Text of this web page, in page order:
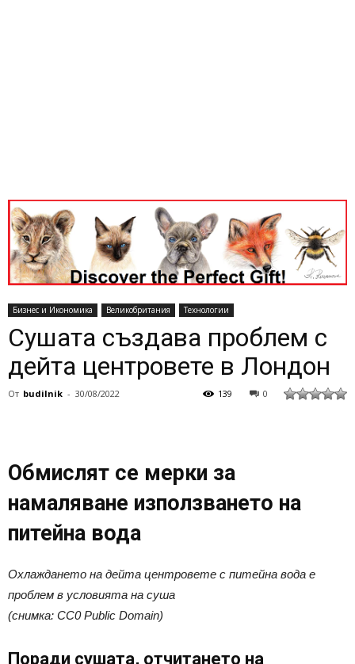
Бизнес и Икономика Великобритания Технологии
Сушата създава проблем с
дейта центровете в Лондон
От budilnik - 30/08/2022 0
139
Обмислят се мерки за
намаляване използването на
питейна вода
Охлаждането на дейта центровете с питейна вода е
проблем в условията на суша
(снимка: CC0 Public Domain)
Поради сушата, отчитането на